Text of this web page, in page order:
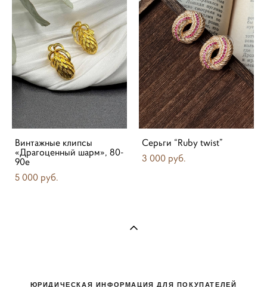
Винтажные клипсы
«Драгоценный шарм», 80-
90е
5 000 pуб.
Серьги “Ruby twist”
3 000 pуб.
ЮРИДИЧЕСКАЯ ИНФОРМАЦИЯ ДЛЯ ПОКУПАТЕЛЕЙ